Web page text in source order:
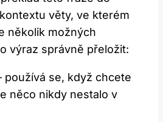
věty, ve kterém
několik možných
výraz správně přeložit:
používá se, když chcete
něco nikdy nestalo v